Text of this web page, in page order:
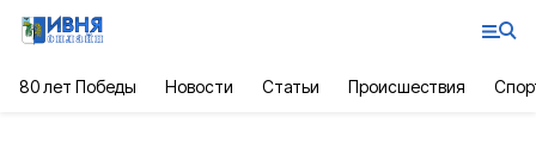
80 лет Победы Новости Статьи Происшествия